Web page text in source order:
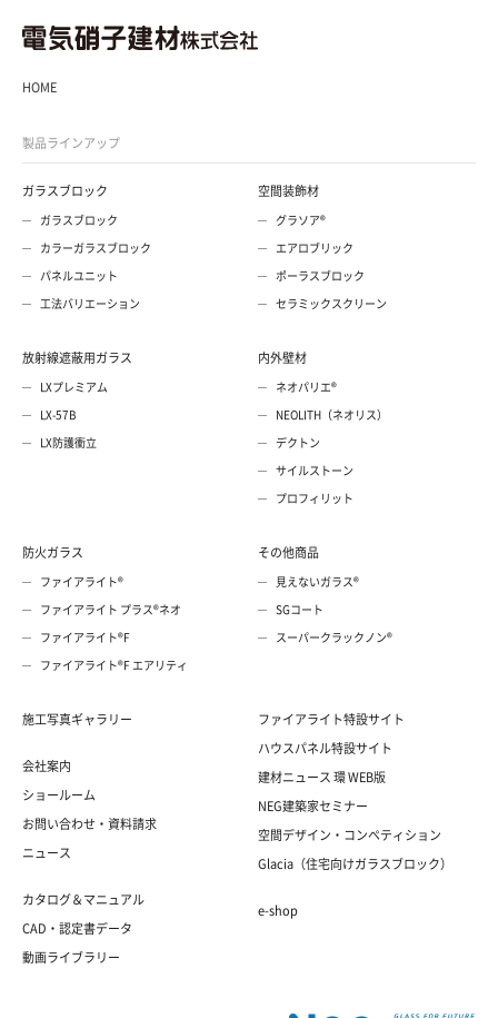
HOME
製品ラインアップ
ガラスブロック
ガラスブロック
カラーガラスブロック
パネルユニット
工法バリエーション
空間装飾材
グラソア®
エアロブリック
ポーラスブロック
セラミックスクリーン
放射線遮蔽用ガラス
LXプレミアム
LX-57B
LX防護衝立
内外壁材
ネオパリエ®
NEOLITH（ネオリス）
デクトン
サイルストーン
プロフィリット
防火ガラス
ファイアライト®
ファイアライト プラス®ネオ
ファイアライト®F
ファイアライト®F エアリティ
その他商品
見えないガラス®
SGコート
スーパークラックノン®
施工写真ギャラリー
会社案内
ショールーム
お問い合わせ・資料請求
ニュース
カタログ＆マニュアル
CAD・認定書データ
動画ライブラリー
ファイアライト特設サイト
ハウスパネル特設サイト
建材ニュース 環 WEB版
NEG建築家セミナー
空間デザイン・コンペティション
Glacia（住宅向けガラスブロック）
e-shop